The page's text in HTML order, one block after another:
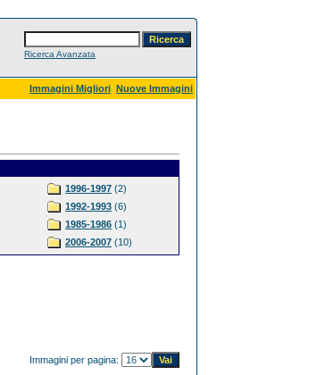
Ricerca Avanzata
Immagini Migliori Nuove Immagini
1996-1997 (2)
1992-1993 (6)
1985-1986 (1)
2006-2007 (10)
Immagini per pagina: